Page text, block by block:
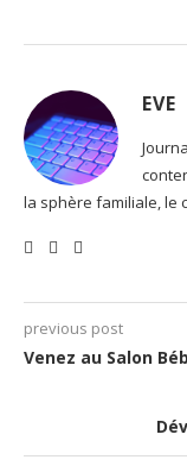
EVE
la sphère familiale, le
previous post
Venez au Salon